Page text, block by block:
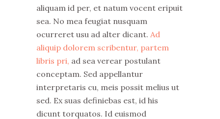
aliquam id per, et natum vocent eripuit
sea. No mea feugiat nusquam
ocurreret usu ad alter dicant. Ad
aliquip dolorem scribentur, partem
libris pri, ad sea verear postulant
conceptam. Sed appellantur
interpretaris cu, meis possit melius ut
sed. Ex suas definiebas est, id his
dicunt torquatos. Id euismod